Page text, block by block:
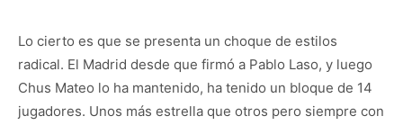
Lo cierto es que se presenta un choque de estilos
radical. El Madrid desde que firmó a Pablo Laso, y luego
Chus Mateo lo ha mantenido, ha tenido un bloque de 14
jugadores. Unos más estrella que otros pero siempre con